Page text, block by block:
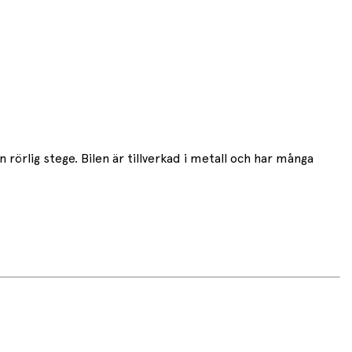
stege. Bilen är tillverkad i metall och har många